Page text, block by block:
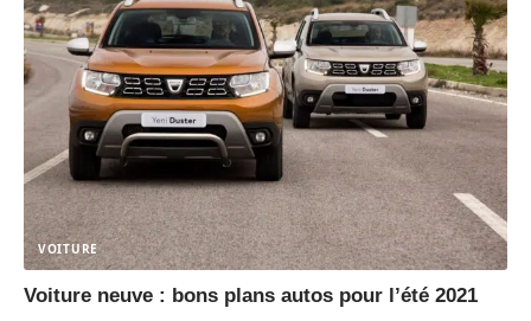
VOITURE
Voiture neuve : bons plans autos pour l’été 2021